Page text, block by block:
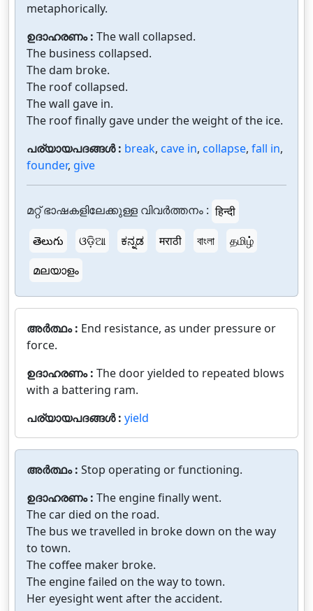
metaphorically.
ഉദാഹരണം : The wall collapsed.
The business collapsed.
The dam broke.
The roof collapsed.
The wall gave in.
The roof finally gave under the weight of the ice.
പര്യായപദങ്ങൾ : break, cave in, collapse, fall in,
founder, give
മറ്റ് ഭാഷകളിലേക്കുള്ള വിവർത്തനം : हिन्दी
తెలుగు
ଓଡ଼ିଆ ಕನ್ನಡ मराठी বাংলা
தமிழ்
മലയാളം
അർത്ഥം : End resistance, as under pressure or
force.
ഉദാഹരണം : The door yielded to repeated blows
with a battering ram.
പര്യായപദങ്ങൾ : yield
അർത്ഥം : Stop operating or functioning.
ഉദാഹരണം : The engine finally went.
The car died on the road.
The bus we travelled in broke down on the way
to town.
The coffee maker broke.
The engine failed on the way to town.
Her eyesight went after the accident.